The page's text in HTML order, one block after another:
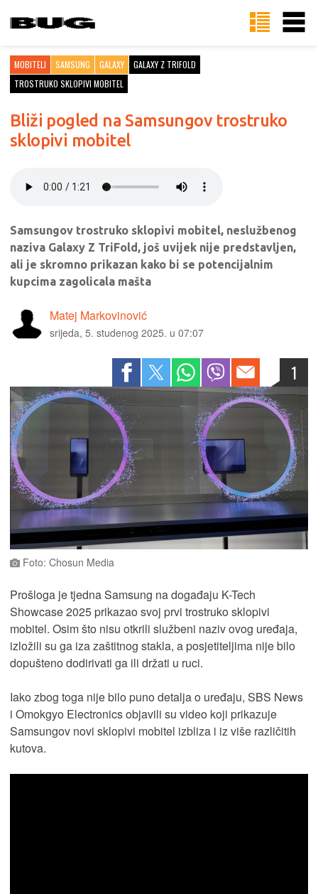
MOBITELI SAMSUNG GALAXY
GALAXY Z TRIFOLD
TROSTRUKO SKLOPIVI MOBITEL
Bliži pogled na Samsungov trostruko
sklopivi mobitel
Samsungov trostruko sklopivi mobitel, neslužbenog
naziva Galaxy Z TriFold, još uvijek nije predstavljen,
ali je skromno prikazan kako bi se potencijalnim
kupcima zagolicala mašta
Matej Markovinović
srijeda, 5. studenog 2025. u 07:07
1
Foto: Chosun Media
Prošloga je tjedna Samsung na događaju K-Tech
Showcase 2025 prikazao svoj prvi trostruko sklopivi
mobitel. Osim što nisu otkrili službeni naziv ovog uređaja,
izložili su ga iza zaštitnog stakla, a posjetiteljima nije bilo
dopušteno dodirivati ga ili držati u ruci.
Iako zbog toga nije bilo puno detalja o uređaju, SBS News
i Omokgyo Electronics objavili su video koji prikazuje
Samsungov novi sklopivi mobitel izbliza i iz više različitih
kutova.